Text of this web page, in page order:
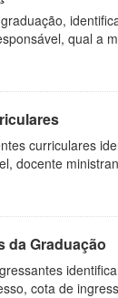
qual a
curriculares
docente
da Graduação
cota de